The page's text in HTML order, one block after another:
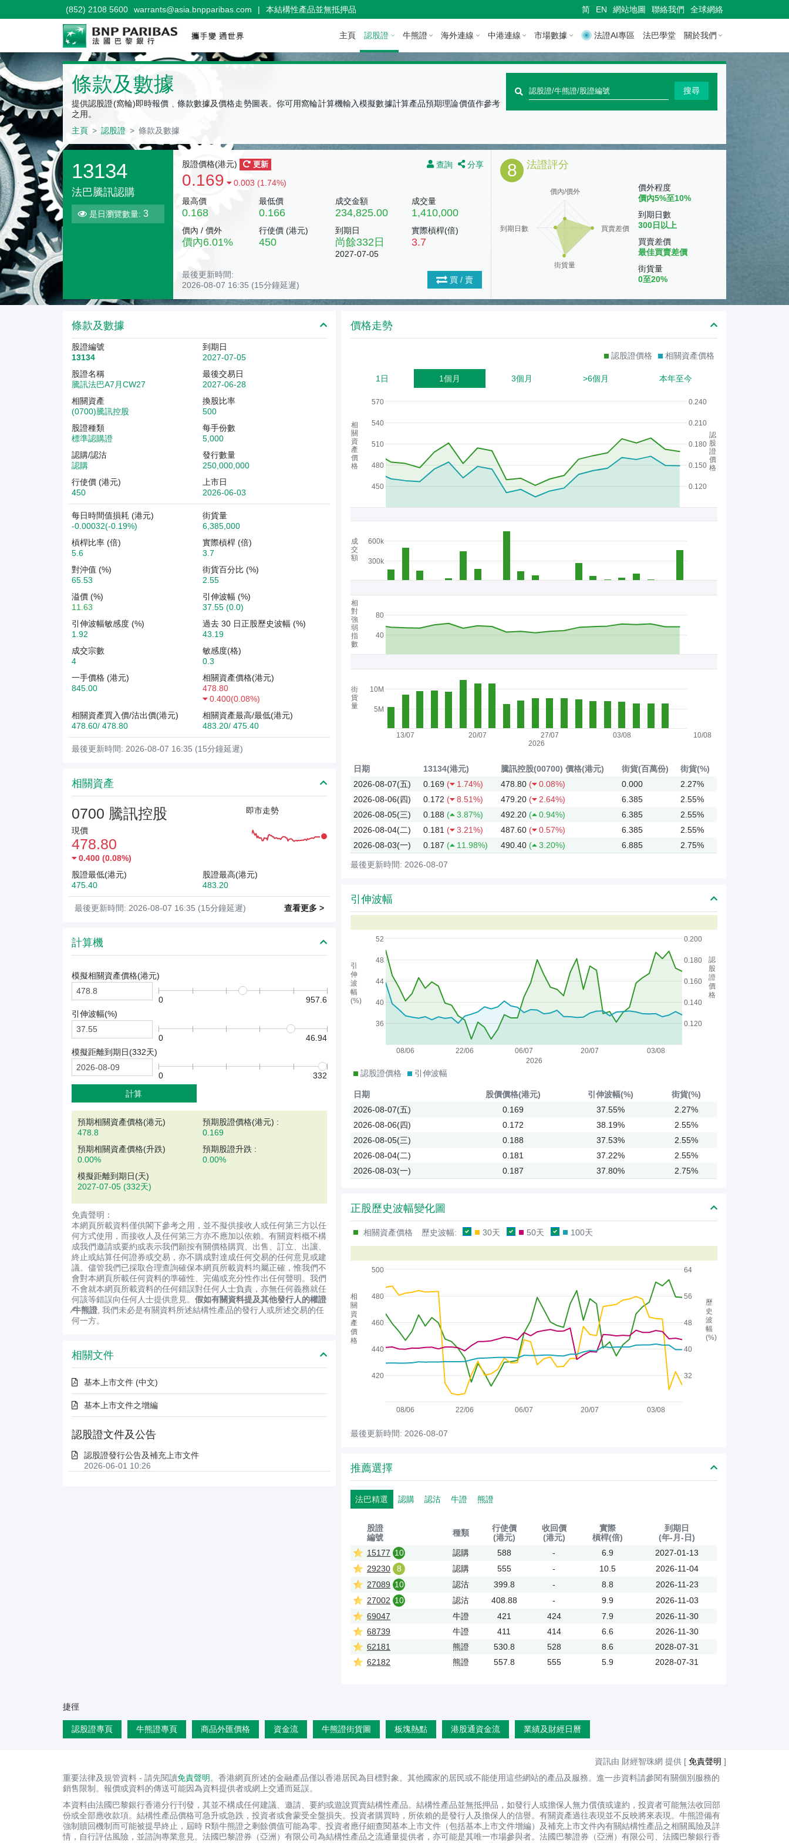
(852) 2108 5600 warrants@asia.bnpparibas.com | 本結構性產品並無抵押品 简 EN 網站地圖 聯絡我們 全球網絡
主頁 認股證 牛熊證 海外連線 中港連線 市場數據 法證AI專區 法巴學堂 關於我們
認股證
條款及數據
提供認股證(窩輪)即時報價﹑條款數據及價格走勢圖表。你可用窩輪計算機輸入模擬數據計算產品預期理論價值作參考
之用。
主頁
認股證 條款及數據
快
速
尋
認
/
證
搜尋
13134
法巴騰訊認購
是日瀏覽數量: 3
查詢 分享
股證價格(港元) 更新
0.169
0.003 (1.74%)
最高價
0.168
最低價
0.166
成交金額
234,825.00
成交量
1,410,000
價內 / 價外
價內6.01%
行使價 (港元)
450
到期日
尚餘332 日
2027-07-05
實際槓桿(倍)
3.7
最後更新時間:
2026-08-07 16:35 (15分鐘延遲)
買 / 賣
8 法證評分
價內/價外
買賣差價
街貨量
到期日數
價外程度
價內5%至10%
到期日數
300日以上
買賣差價
最佳買賣差價
街貨量
0至20%
條款及數據
股證編號
13134
到期日
2027-07-05
股證名稱
騰訊法巴A7月CW27
最後交易日
2027-06-28
相關資產
(0700)騰訊控股
換股比率
500
股證種類
標準認購證
每手份數
5,000
認購/認沽
認購
發行數量
250,000,000
行使價 (港元)
450
上市日
2026-06-03
每日時間值損耗 (港元)
-0.00032(-0.19%)
街貨量
6,385,000
槓桿比率 (倍)
5.6
實際槓桿 (倍)
3.7
對沖值 (%)
65.53
街貨百分比 (%)
2.55
溢價 (%)
11.63
引伸波幅 (%)
37.55 (0.0)
引伸波幅敏感度 (%)
1.92
過去 30 日正股歷史波幅 (%)
43.19
成交宗數
4
敏感度(格)
0.3
一手價格 (港元)
845.00
相關資產價格(港元)
478.80
0.400(0.08%)
相關資產買入價/沽出價(港元)
478.60/ 478.80
相關資產最高/最低(港元)
483.20/ 475.40
最後更新時間: 2026-08-07 16:35 (15分鐘延遲)
相關資產
0700 騰訊控股
現價
478.80
0.400 (0.08%)
即市走勢
股證最低(港元)
475.40
股證最高(港元)
483.20
最後更新時間: 2026-08-07 16:35 (15分鐘延遲) 查看更多 >
計算機
模擬相關資產價格(港元)
0
957.6
引伸波幅(%)
0
46.94
模擬距離到期日(332天)
0
332
計算
預期相關資產價格(港元)
478.8
預期股證價格(港元) :
0.169
預期相關資產價格(升跌)
0.00%
預期股證升跌 :
0.00%
模擬距離到期日(天)
2027-07-05 (332天)
免責聲明：
本網頁所載資料僅供閣下參考之用，並不擬供接收人或任何第三方以任
何方式使用，而接收人及任何第三方亦不應加以依賴。有關資料概不構
成我們邀請或要約或表示我們願按有關價格購買、出售、訂立、出讓、
終止或結算任何證券或交易，亦不購成對達成任何交易的任何意見或建
議。儘管我們已採取合理查詢確保本網頁所載資料均屬正確，惟我們不
會對本網頁所載任何資料的準確性、完備或充分性作出任何聲明。我們
不會就本網頁所載資料的任何錯誤對任何人士負責，亦無任何義務就任
何該等錯誤向任何人士提供意見。 假如有關資料提及其他發行人的權證
∕牛熊證 , 我們未必是有關資料所述結構性產品的發行人或所述交易的任
何一方。
相關文件
基本上市文件 (中文)
基本上市文件之增編
認股證文件及公告
認股證發行公告及補充上市文件
2026-06-01 10:26
價格走勢
認股證價格 相關資產價格
1日 1個月 3個月 >6個月 本年至今
13/07 20/07 27/07 03/08 10/08
480
450
510
540
570
0.120
0.180
0.150
0.210
0.240
300k
600k
40
80
5M
10M
2026
相
關
資
產
價
格
認
股
證
價
格
成
交
額
相
對
強
弱
指
數
街
貨
量
日期 13134(港元) 騰訊控股(00700) 價格(港元) 街貨(百萬份)
街貨(%)
2026-08-07(五)
0.169 ( 1.74%) 478.80 ( 0.08%) 0.000
2.27%
2026-08-06(四)
0.172 ( 8.51%) 479.20 ( 2.64%) 6.385
2.55%
2026-08-05(三)
0.188 ( 3.87%) 492.20 ( 0.94%) 6.385
2.55%
2026-08-04(二)
0.181 ( 3.21%) 487.60 ( 0.57%) 6.385
2.55%
2026-08-03(一)
0.187 ( 11.98%) 490.40 ( 3.20%) 6.885 2.75%
最後更新時間: 2026-08-07
引伸波幅
08/06 22/06 06/07 20/07 03/08
36
40
44
48
52
0.120
0.140
0.160
0.180
0.200
2026
引
伸
波
幅
(%)
認
股
證
價
格
認股證價格 引伸波幅
日期 股價價格(港元) 引伸波幅(%)
街貨(%)
2026-08-07(五)
0.169 37.55%
2.27%
2026-08-06(四)
0.172 38.19%
2.55%
2026-08-05(三)
0.188 37.53%
2.55%
2026-08-04(二)
0.181 37.22%
2.55%
2026-08-03(一)
0.187 37.80% 2.75%
正股歷史波幅變化圖
相關資產價格 歷史波幅: 30天 50天 100天
08/06 22/06 06/07 20/07 03/08
420
440
460
480
500
32
40
48
56
64
相
關
資
產
價
格
歷
史
波
幅
(%)
最後更新時間: 2026-08-07
推薦選擇
法巴精選 認購 認沽 牛證 熊證
股證
編號
種類
行使價
(港元)
收回價
(港元)
實際
槓桿(倍)
到期日
(年-月-日)
15177 10 認購 588 - 6.9
2027-01-13
29230
8 認購 555 - 10.5
2026-11-04
27089 10 認沽 399.8 - 8.8
2026-11-23
27002 10 認沽 408.88 - 9.9
2026-11-03
69047
牛證 421 424 7.9
2026-11-30
68739
牛證 411 414 6.6
2026-11-30
62181
熊證 530.8 528 8.6
2028-07-31
62182
熊證 557.8 555 5.9 2028-07-31
捷徑
認股證專頁 牛熊證專頁 商品外匯價格 資金流 牛熊證街貨圖 板塊熱點 港股通資金流 業績及財經日曆
資訊由 財經智珠網 提供 [ 免責聲明 ]
重要法律及規管資料 - 請先閱讀免責聲明 。香港網頁所述的金融產品僅以香港居民為目標對象。其他國家的居民或不能使用這些網站的產品及服務。進一步資料請參閱有關個別服務的
銷售限制。報價或資料的傳送可能因為資料提供者或網上交通而延誤。
本資料由法國巴黎銀行香港分行刊發，其並不構成任何建議、邀請、要約或遊說買賣結構性產品。結構性產品並無抵押品，如發行人或擔保人無力償債或違約，投資者可能無法收回部
份或全部應收款項。結構性產品價格可急升或急跌，投資者或會蒙受全盤損失。投資者購買時，所依賴的是發行人及擔保人的信譽。有關資產過往表現並不反映將來表現。牛熊證備有
強制贖回機制而可能被提早終止，屆時 R類牛熊證之剩餘價值可能為零。投資者應仔細查閱基本上市文件（包括基本上市文件增編）及補充上市文件內有關結構性產品之相關風險及詳
情，自行評估風險，並諮詢專業意見。法國巴黎證券（亞洲）有限公司為結構性產品之流通量提供者，亦可能是其唯一巿場參與者。法國巴黎證券（亞洲）有限公司、法國巴黎銀行香